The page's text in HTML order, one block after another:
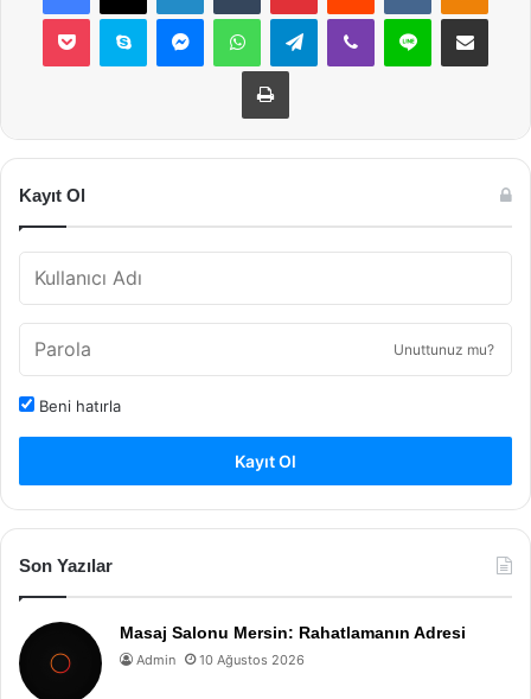
Pocket Skype MessengerWhatsAppTelegramViber Line E-Posta ile
Yazdır
Kayıt Ol
Unuttunuz mu?
Beni hatırla
Kayıt Ol
Son Yazılar
Masaj Salonu Mersin: Rahatlamanın Adresi
Admin 10 Ağustos 2026